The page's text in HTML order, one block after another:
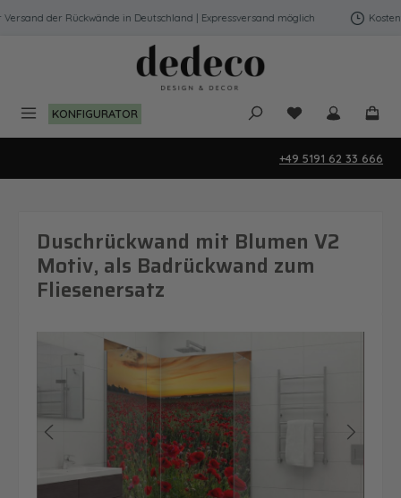
Zum Hauptinhalt springen
der Rückwände in Deutschland | Expressversand möglich
KONFIGURATOR Du hast 0
+49 5191 62 33 666
Duschrückwand mit Blumen V2
Motiv, als Badrückwand zum
Fliesenersatz
Bildergalerie überspringen